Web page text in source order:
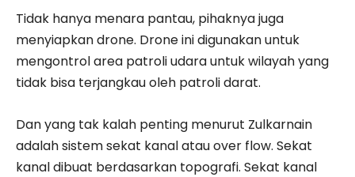
Tidak hanya menara pantau, pihaknya juga
menyiapkan drone. Drone ini digunakan untuk
mengontrol area patroli udara untuk wilayah yang
tidak bisa terjangkau oleh patroli darat.
Dan yang tak kalah penting menurut Zulkarnain
adalah sistem sekat kanal atau over flow. Sekat
kanal dibuat berdasarkan topografi. Sekat kanal